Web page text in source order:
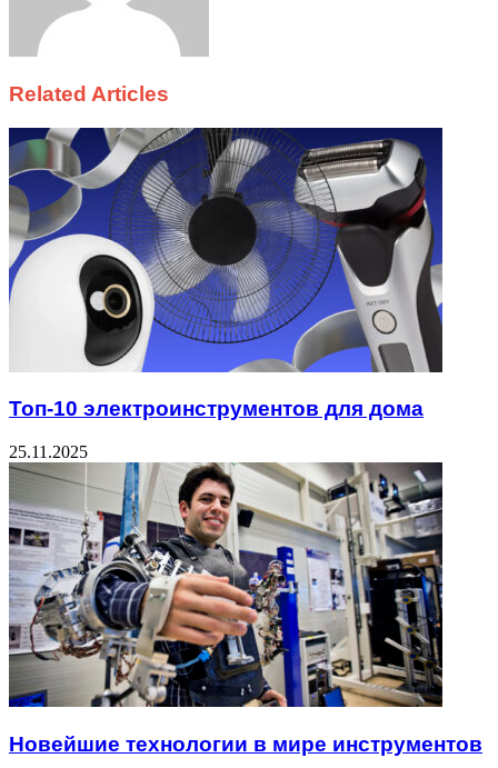
Related Articles
Топ-10 электроинструментов для дома
25.11.2025
Новейшие технологии в мире инструментов